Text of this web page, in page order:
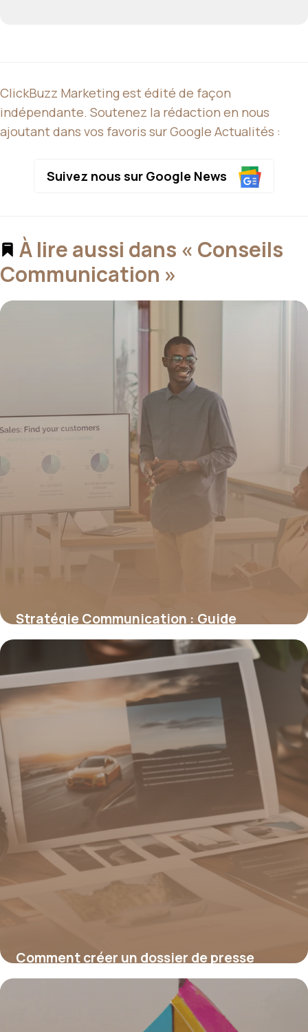
ClickBuzz Marketing est édité de façon
indépendante. Soutenez la rédaction en nous
ajoutant dans vos favoris sur Google Actualités :
Suivez nous sur Google News
À lire aussi dans « Conseils
Communication »
Stratégie Communication : Guide
Complet 2026
Comment créer un dossier de presse
efficace pour valoriser votre message